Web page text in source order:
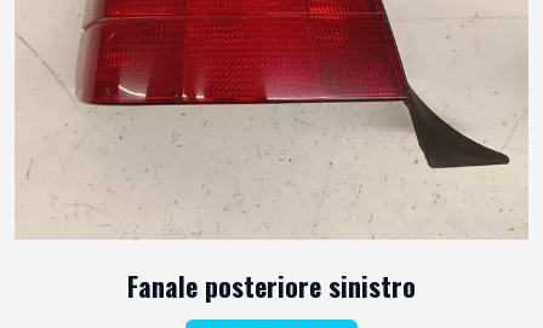
Fanale posteriore sinistro